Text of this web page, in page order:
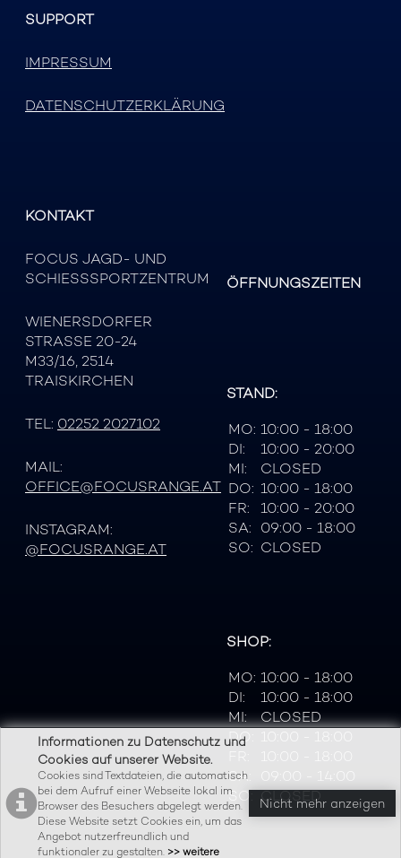
Informationen zu Datenschutz und
Cookies auf unserer Website.
Cookies sind Textdateien, die automatisch
bei dem Aufruf einer Webseite lokal im
Browser des Besuchers abgelegt werden.
Diese Website setzt Cookies ein, um das
Angebot nutzerfreundlich und
funktionaler zu gestalten. >> weitere
Nicht mehr anzeigen
SUPPORT
IMPRESSUM
DATENSCHUTZERKLÄRUNG
KONTAKT
FOCUS JAGD- UND
SCHIESSSPORTZENTRUM
WIENERSDORFER
STRASSE 20-24
M33/16, 2514
TRAISKIRCHEN
TEL: 02252 2027102
MAIL:
OFFICE@FOCUSRANGE.AT
INSTAGRAM:
@FOCUSRANGE.AT
ÖFFNUNGSZEITEN
STAND:
MO: 10:00 - 18:00
DI:
10:00 - 20:00
MI:
CLOSED
DO: 10:00 - 18:00
FR:
10:00 - 20:00
SA: 09:00 - 18:00
SO: CLOSED
SHOP:
MO: 10:00 - 18:00
DI:
10:00 - 18:00
MI:
CLOSED
DO:
SA:
09:00 - 14:00
SO: CLOSED